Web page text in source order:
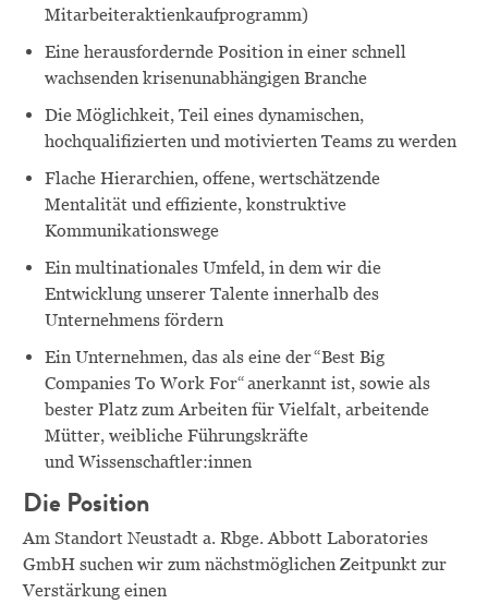
Mitarbeiteraktienkaufprogramm)
Eine herausfordernde Position in einer schnell
wachsenden krisenunabhängigen Branche
Die Möglichkeit, Teil eines dynamischen,
hochqualifizierten und motivierten Teams zu werden
Flache Hierarchien, offene, wertschätzende
Mentalität und effiziente, konstruktive
Kommunikationswege
Ein multinationales Umfeld, in dem wir die
Entwicklung unserer Talente innerhalb des
Unternehmens fördern
Ein Unternehmen, das als eine der “Best Big
Companies To Work For“ anerkannt ist, sowie als
bester Platz zum Arbeiten für Vielfalt, arbeitende
Mütter, weibliche Führungskräfte
und Wissenschaftler:innen
Die Position
Am Standort Neustadt a. Rbge. Abbott Laboratories
GmbH suchen wir zum nächstmöglichen Zeitpunkt zur
Verstärkung einen